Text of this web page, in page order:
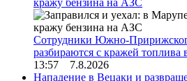
кражу бензина на АЗС
Сотрудники Южно-
разбираются с кражей
13:57 7.8.2026
Нападение в Вецаки и